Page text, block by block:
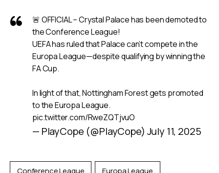
🚨 OFFICIAL – Crystal Palace has been demoted to
the Conference League!
UEFA has ruled that Palace can’t compete in the
Europa League—despite qualifying by winning the
FA Cup.
In light of that, Nottingham Forest gets promoted
to the Europa League.
pic.twitter.com/RweZQTjvuO
— PlayCope (@PlayCope) July 11, 2025
Conference League Europa League